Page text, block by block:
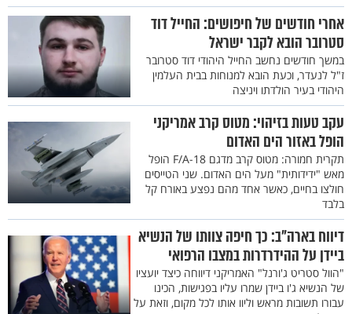
אחרי חודשים של חיפושים: החייל דוד
סטרובר הובא לקבר ישראל
במשך חודשים נחשב החייל היהודי דוד סטרובר
ז"ל לנעדר, וכעת הובא למנוחות בבית העלמין
היהודי בעיר הולדתו ויניצה
עקב טעות בזיהוי: מטוס קרב אמריקני
הופל באזור הים האדום
תקרית חמורה: מטוס קרב מדגם F/A-18 הופל
מאש "ידידותית" מעל הים האדום. שני הטייסים
חולצו בחיים, כאשר אחד מהם נפצע באורח קל
בלבד
דיווח בארה"ב: כך חיפה צוותו של הנשיא
ביידן על ההידרדרות במצבו הרפואי
"הוול סטריט ג'ורנל" האמריקני דיווחה כיצד יועציו
של הנשיא ג'ו ביידן שמרו עליו בפגישות, הכינו
עבורו תשובות מראש וליוו אותו לכל מקום, וזאת על